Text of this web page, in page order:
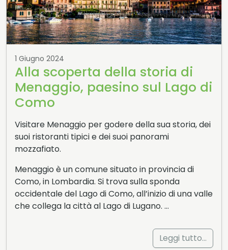
1 Giugno 2024
Alla scoperta della storia di
Menaggio, paesino sul Lago di
Como
Visitare Menaggio per godere della sua storia, dei
suoi ristoranti tipici e dei suoi panorami
mozzafiato.
Menaggio è un comune situato in provincia di
Como, in Lombardia. Si trova sulla sponda
occidentale del Lago di Como, all’inizio di una valle
che collega la città al Lago di Lugano. …
Leggi tutto…